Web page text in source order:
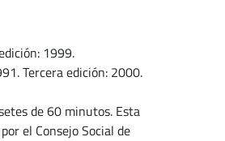
1999.
Tercera edición: 2000.
de 60 minutos. Esta
el Consejo Social de